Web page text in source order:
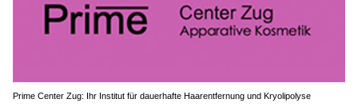
Prime Center Zug: Ihr Institut für dauerhafte Haarentfernung und Kryolipolyse